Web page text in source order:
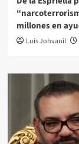
millones en
Luis Johvanil